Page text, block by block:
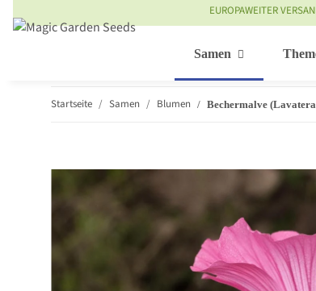
EUROPAWEITER
Samen
Startseite Samen Blumen Bechermalve